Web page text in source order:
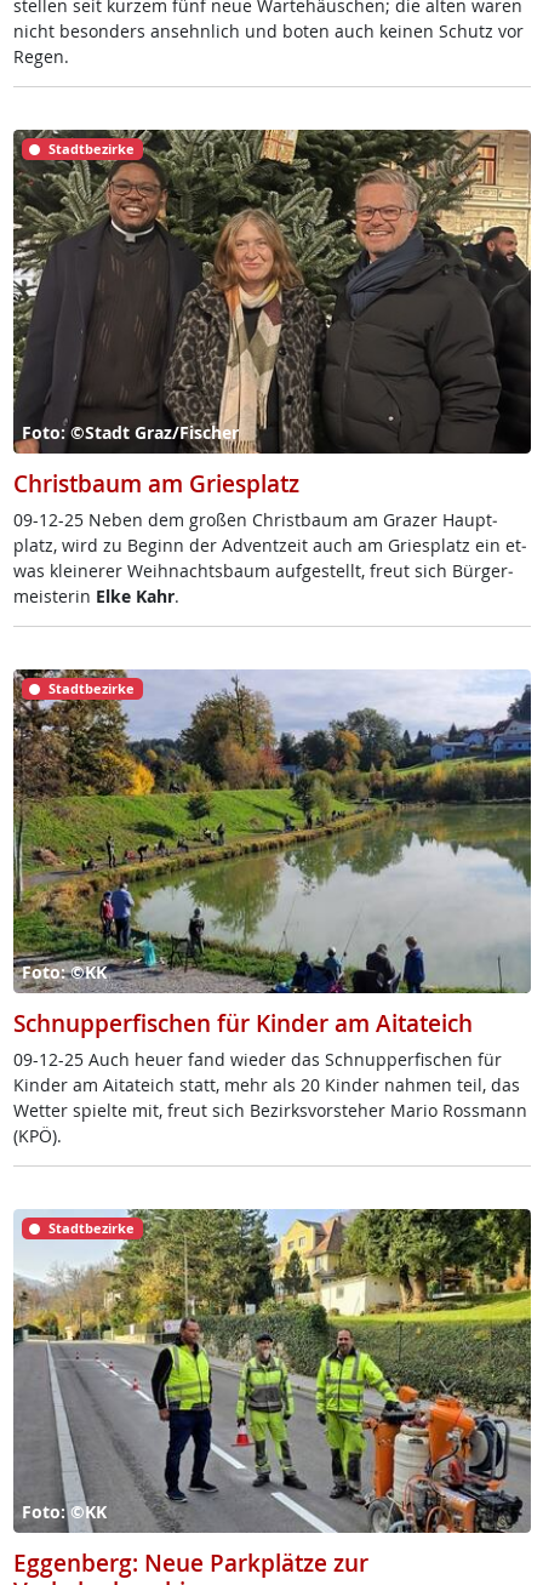
s­tel­len seit kur­zem fünf neue Warte­häu­schen; die al­ten wa­ren
nicht be­son­ders an­sehn­lich und bo­ten auch kei­nen Schutz vor
Re­gen.
Stadtbezirke
Foto: ©Stadt Graz/Fischer
Christbaum am Griesplatz
09-12-25 Ne­ben dem gro­ßen Christ­baum am Gra­zer Haupt­
platz, wird zu Be­ginn der Ad­v­ent­zeit auch am Gries­platz ein et­
was klei­ne­rer Weih­nachts­baum auf­ge­s­tellt, freut sich Bür­ger­
meis­te­rin El­ke Kahr.
Stadtbezirke
Foto: ©KK
Schnupperfischen für Kinder am Aitateich
09-12-25 Auch heu­er fand wie­der das Schnup­per­fi­schen für
Kin­der am Ai­ta­t­eich statt, mehr als 20 Kin­der nah­men teil, das
Wet­ter spiel­te mit, freut sich Be­zirks­vor­ste­her Ma­rio Ross­mann
(KPÖ).
Stadtbezirke
Foto: ©KK
Eggenberg: Neue Parkplätze zur